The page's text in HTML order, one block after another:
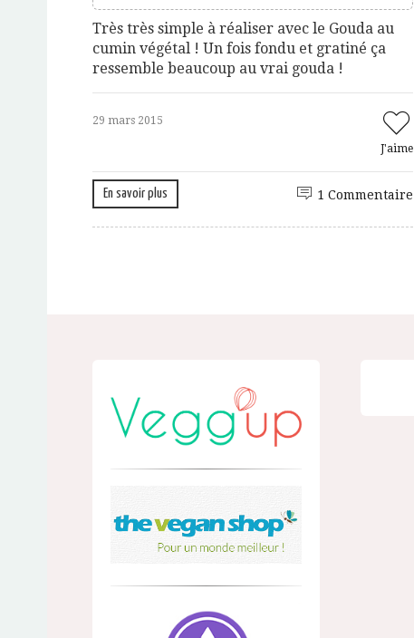
Très très simple à réaliser avec le Gouda au
cumin végétal ! Un fois fondu et gratiné ça
ressemble beaucoup au vrai gouda !
29 mars 2015
J'aime
En savoir plus 1 Commentaire